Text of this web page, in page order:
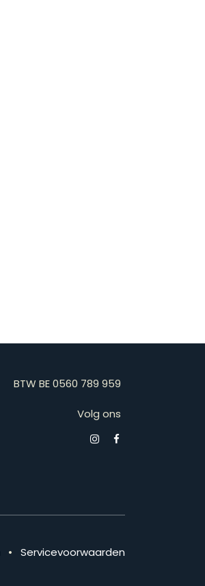
BTW BE 0560 789 959
Volg ons
• Servicevoorwaarden